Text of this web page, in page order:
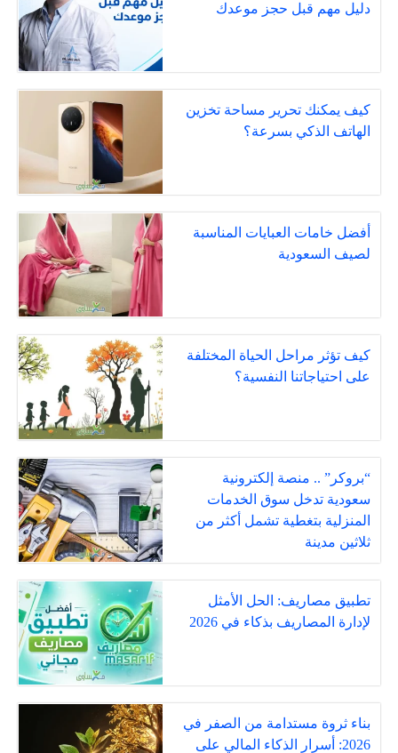
دليل مهم قبل حجز موعدك
كيف يمكنك تحرير مساحة تخزين
الهاتف الذكي بسرعة؟
أفضل خامات العبايات المناسبة
لصيف السعودية
كيف تؤثر مراحل الحياة المختلفة
على احتياجاتنا النفسية؟
“بروكر” .. منصة إلكترونية
سعودية تدخل سوق الخدمات
المنزلية بتغطية تشمل أكثر من
ثلاثين مدينة
تطبيق مصاريف: الحل الأمثل
لإدارة المصاريف بذكاء في 2026
بناء ثروة مستدامة من الصفر في
2026: أسرار الذكاء المالي على